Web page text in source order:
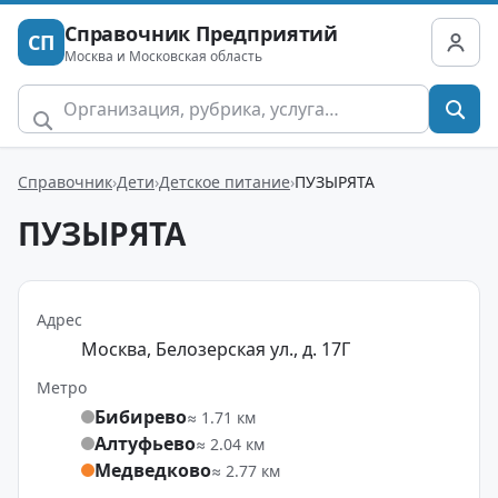
СП Справочник Предприятий
Москва и Московская область
Справочник Дети Детское питание ПУЗЫРЯТА
ПУЗЫРЯТА
Адрес
Москва, Белозерская ул., д. 17Г
Метро
Бибирево≈ 1.71 км
Алтуфьево≈ 2.04 км
Медведково≈ 2.77 км